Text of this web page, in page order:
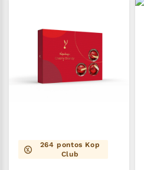
264 pontos Kop
Club